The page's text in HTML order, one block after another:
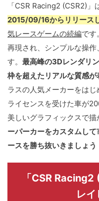
「CSR Racing2 (CSR2)」
2015/09/16からリリース
気レースゲームの続編です
再現され、シンプルな操
す。 最高峰の3Dレンダリ
枠を超えたリアルな質感が
ラスの人気メーカーをは
ライセンスを受けた車が
美しいグラフィックスで描
ーパーカーをカスタムし
ースを勝ち抜いきましょう
「CSR
レイ